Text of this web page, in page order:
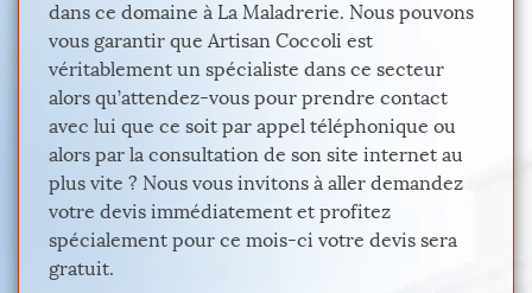
dans ce domaine à La Maladrerie. Nous pouvons
vous garantir que Artisan Coccoli est
véritablement un spécialiste dans ce secteur
alors qu’attendez-vous pour prendre contact
avec lui que ce soit par appel téléphonique ou
alors par la consultation de son site internet au
plus vite ? Nous vous invitons à aller demandez
votre devis immédiatement et profitez
spécialement pour ce mois-ci votre devis sera
gratuit.